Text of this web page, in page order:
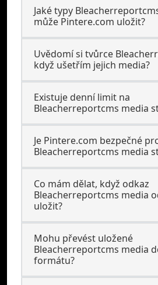
Jaké typy
může Pintere.com uložit?
Uvědomí si tvůrce
když ušetřím jejich media?
Existuje denní limit na
Bleacherreportcms media
Je Pintere.com bezpečné
Bleacherreportcms media
Co mám dělat, když odkaz
Bleacherreportcms media
uložit?
Mohu převést uložené
Bleacherreportcms media
formátu?